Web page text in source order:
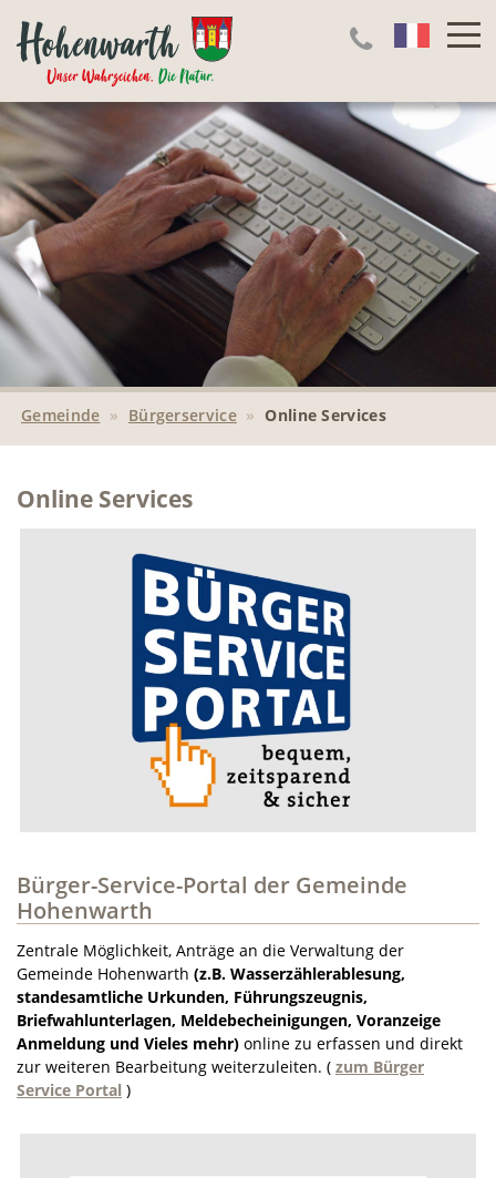
Gemeinde » Bürgerservice»Online Services
Online Services
Bürger-Service-Portal der Gemeinde
Hohenwarth
Zentrale Möglichkeit, Anträge an die Verwaltung der
Gemeinde Hohenwarth (z.B. Wasserzählerablesung,
standesamtliche Urkunden, Führungszeugnis,
Briefwahlunterlagen, Meldebecheinigungen, Voranzeige
Anmeldung und Vieles mehr) online zu erfassen und direkt
zur weiteren Bearbeitung weiterzuleiten. ( zum Bürger
Service Portal )